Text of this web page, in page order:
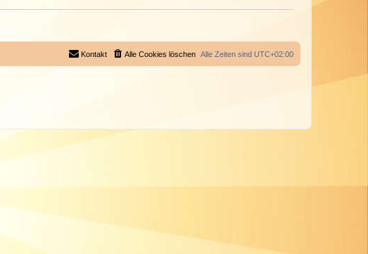
Alle Zeiten sind UTC+02:00
Alle Cookies löschen
Kontakt